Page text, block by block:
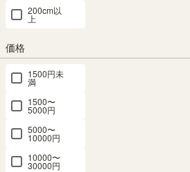
200cm以
上
価格
1500円未
満
1500〜
5000円
5000〜
10000円
10000〜
30000円
組立サービス
(必